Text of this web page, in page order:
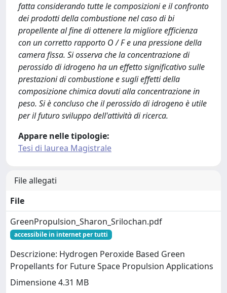
fatta considerando tutte le composizioni e il confronto
dei prodotti della combustione nel caso di bi
propellente al fine di ottenere la migliore efficienza
con un corretto rapporto O / F e una pressione della
camera fissa. Si osserva che la concentrazione di
perossido di idrogeno ha un effetto significativo sulle
prestazioni di combustione e sugli effetti della
composizione chimica dovuti alla concentrazione in
peso. Si è concluso che il perossido di idrogeno è utile
per il futuro sviluppo dell'attività di ricerca.
Appare nelle tipologie:
Tesi di laurea Magistrale
File allegati
File
GreenPropulsion_Sharon_Srilochan.pdf
accessibile in internet per tutti
Descrizione: Hydrogen Peroxide Based Green
Propellants for Future Space Propulsion Applications
Dimensione 4.31 MB